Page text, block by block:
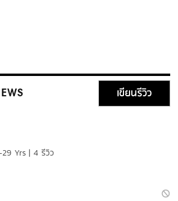
เขียนรีวิว
Yrs | 4 รีวิว